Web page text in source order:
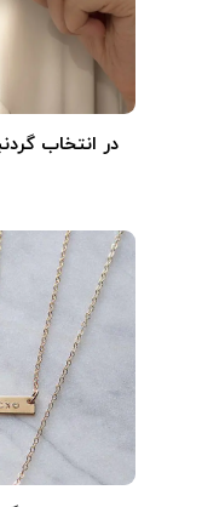
در انتخاب